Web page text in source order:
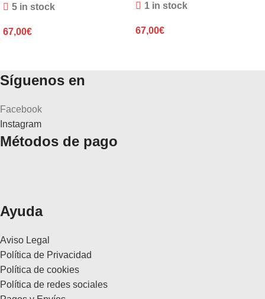
5 in stock
67,00€
1 in stock
67,00€
Síguenos en
Facebook
Instagram
Métodos de pago
Ayuda
Aviso Legal
Política de Privacidad
Política de cookies
Política de redes sociales